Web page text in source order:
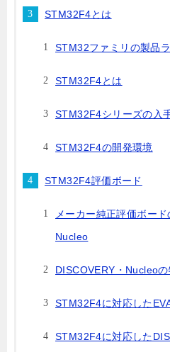
STM32F4とは
STM32ファミリの製品
STM32F4とは
STM32F4シリーズの入
STM32F4の開発環境
STM32F4評価ボード
メーカー純正評価ボード
Nucleo
DISCOVERY・Nucleo
STM32F4に対応した
STM32F4に対応した